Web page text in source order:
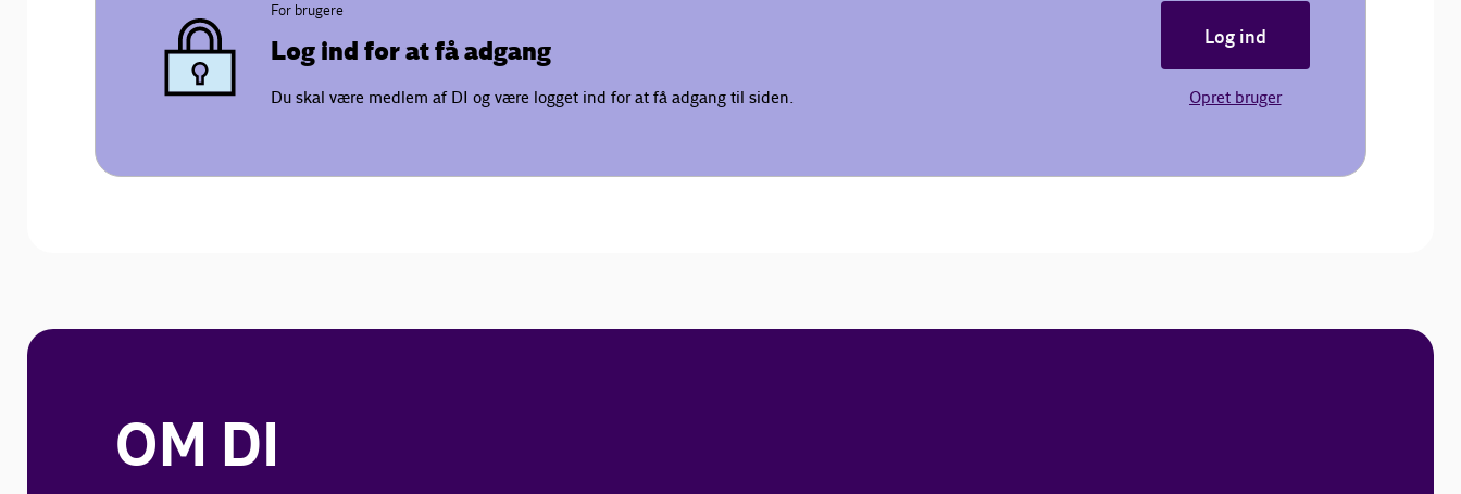
For brugere
Log ind for at få adgang
Du skal være medlem af DI og være logget ind for at få adgang til siden.
Log ind
Opret bruger
OM DI